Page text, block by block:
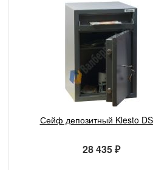
Сейф депозитный Klesto
28 435 ₽